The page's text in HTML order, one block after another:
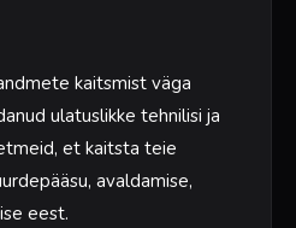
kaitsmist väga
ulatuslikke tehnilisi ja
et kaitsta teie
avaldamise,
eest.